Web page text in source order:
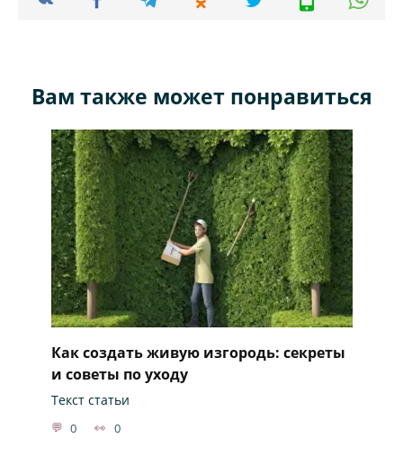
Вам также может понравиться
Как создать живую изгородь: секреты
и советы по уходу
Текст статьи
0 0